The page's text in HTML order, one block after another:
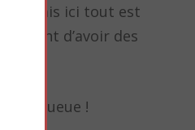
Mais ici tout est
d’avoir des
queue !